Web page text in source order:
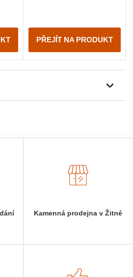
PŘEJÍT NA PRODUKT
Kamenná prodejna v Žitné